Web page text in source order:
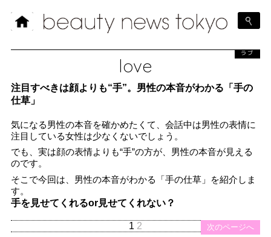
love
ラブ
注目すべきは顔よりも“手”。男性の本音がわかる「手の
仕草」
気になる男性の本音を確かめたくて、会話中は男性の表情に
注目している女性は少なくないでしょう。
でも、実は顔の表情よりも“手”の方が、男性の本音が見える
のです。
そこで今回は、男性の本音がわかる「手の仕草」を紹介しま
す。
手を見せてくれるor見せてくれない？
次のページへ
1 2